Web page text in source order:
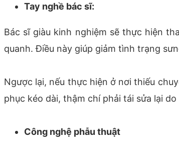
Tay nghề bác sĩ:
Bác sĩ giàu kinh nghiệm sẽ thực hiện
quanh. Điều này giúp giảm tình trạng
Ngược lại, nếu thực hiện ở nơi thiếu
phục kéo dài, thậm chí phải tái sửa lại
Công nghệ phẫu thuật